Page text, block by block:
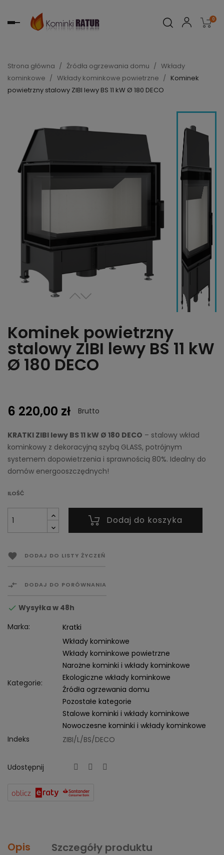
Toggle 0
Strona główna Źródła ogrzewania domu
Wkłady
kominkowe
Wkłady kominkowe powietrzne
Kominek
powietrzny stalowy ZIBI lewy BS 11 kW Ø 180 DECO
Kominek powietrzny
stalowy ZIBI lewy BS 11 kW
Ø 180 DECO
6 220,00 zł Brutto
KRATKI ZIBI lewy BS 11 kW Ø 180 DECO – stalowy wkład
kominkowy z dekoracyjną szybą GLASS, potrójnym
systemem dopowietrzenia i sprawnością 80%. Idealny do
domów energooszczędnych!
ILOŚĆ
Dodaj do koszyka
 DODAJ DO LISTY ŻYCZEŃ
 DODAJ DO PORÓWNANIA
 Wysyłka w 48h
Marka:
Kratki
Kategorie:
Wkłady kominkowe
Wkłady kominkowe powietrzne
Narożne kominki i wkłady kominkowe
Ekologiczne wkłady kominkowe
Źródła ogrzewania domu
Pozostałe kategorie
Stalowe kominki i wkłady kominkowe
Nowoczesne kominki i wkłady kominkowe
Indeks
ZIBI/L/BS/DECO
Udostępnij
Opis
Szczegóły produktu